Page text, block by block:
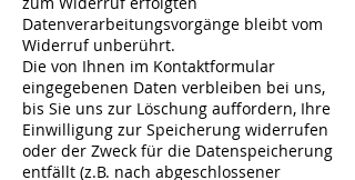
Datenverarbeitungsvorgänge bleibt vom
Widerruf unberührt.
Die von Ihnen im Kontaktformular
eingegebenen Daten verbleiben bei uns,
bis Sie uns zur Löschung auffordern, Ihre
Einwilligung zur Speicherung widerrufen
oder der Zweck für die Datenspeicherung
entfällt (z.B. nach abgeschlossener